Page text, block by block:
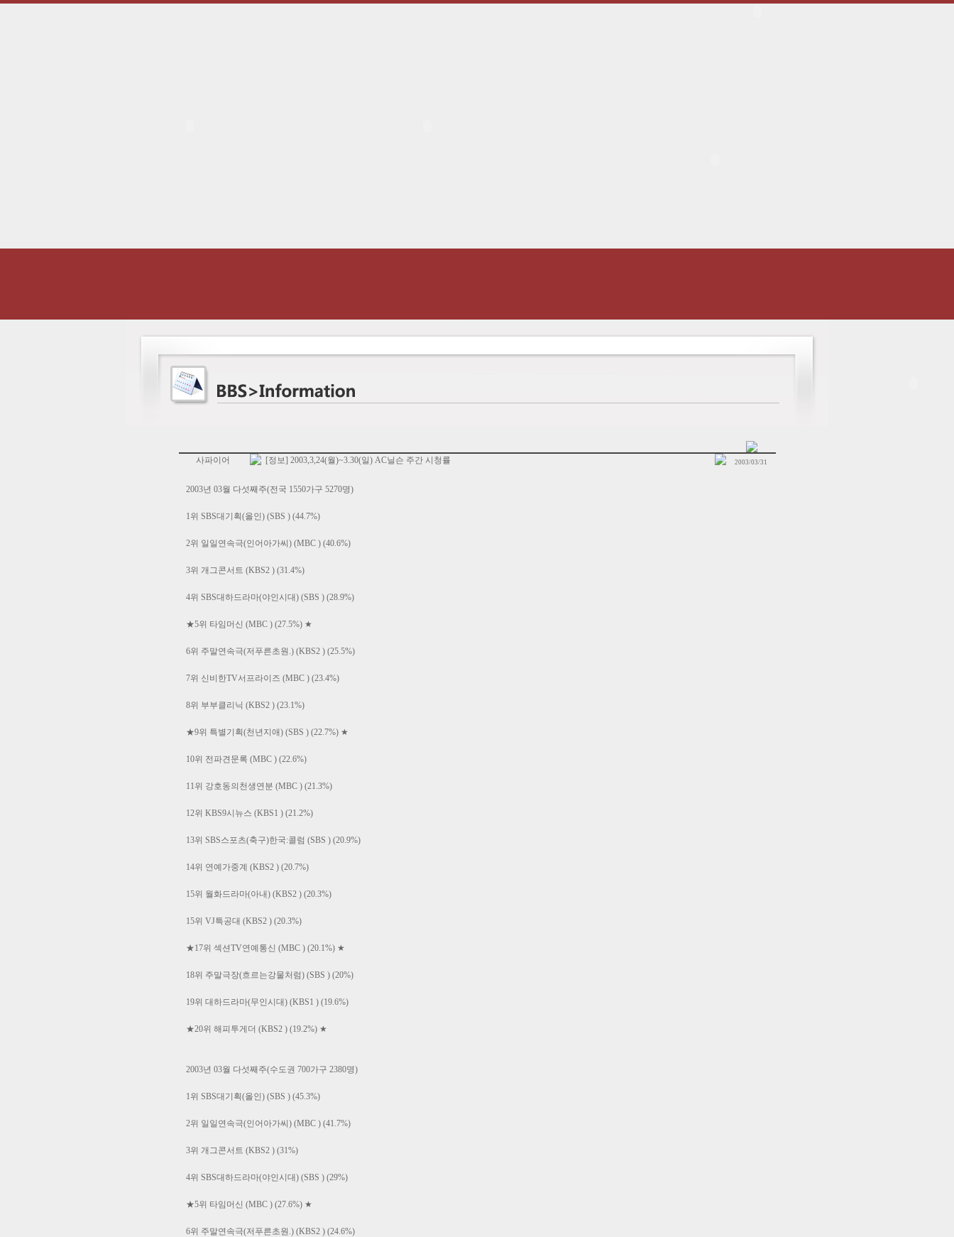
사파이어 [정보] 2003,3,24(월)~3.30(일) AC닐슨 주간 시청률 2003/03/31
2003년 03월 다섯째주(전국 1550가구 5270명)
1위 SBS대기획(올인) (SBS ) (44.7%)
2위 일일연속극(인어아가씨) (MBC ) (40.6%)
3위 개그콘서트 (KBS2 ) (31.4%)
4위 SBS대하드라마(야인시대) (SBS ) (28.9%)
★5위 타임머신 (MBC ) (27.5%) ★
6위 주말연속극(저푸른초원.) (KBS2 ) (25.5%)
7위 신비한TV서프라이즈 (MBC ) (23.4%)
8위 부부클리닉 (KBS2 ) (23.1%)
★9위 특별기획(천년지애) (SBS ) (22.7%) ★
10위 전파견문록 (MBC ) (22.6%)
11위 강호동의천생연분 (MBC ) (21.3%)
12위 KBS9시뉴스 (KBS1 ) (21.2%)
13위 SBS스포츠(축구)한국:콜럼 (SBS ) (20.9%)
14위 연예가중계 (KBS2 ) (20.7%)
15위 월화드라마(아내) (KBS2 ) (20.3%)
15위 VJ특공대 (KBS2 ) (20.3%)
★17위 섹션TV연예통신 (MBC ) (20.1%) ★
18위 주말극장(흐르는강물처럼) (SBS ) (20%)
19위 대하드라마(무인시대) (KBS1 ) (19.6%)
★20위 해피투게더 (KBS2 ) (19.2%) ★
2003년 03월 다섯째주(수도권 700가구 2380명)
1위 SBS대기획(올인) (SBS ) (45.3%)
2위 일일연속극(인어아가씨) (MBC ) (41.7%)
3위 개그콘서트 (KBS2 ) (31%)
4위 SBS대하드라마(야인시대) (SBS ) (29%)
★5위 타임머신 (MBC ) (27.6%) ★
6위 주말연속극(저푸른초원.) (KBS2 ) (24.6%)